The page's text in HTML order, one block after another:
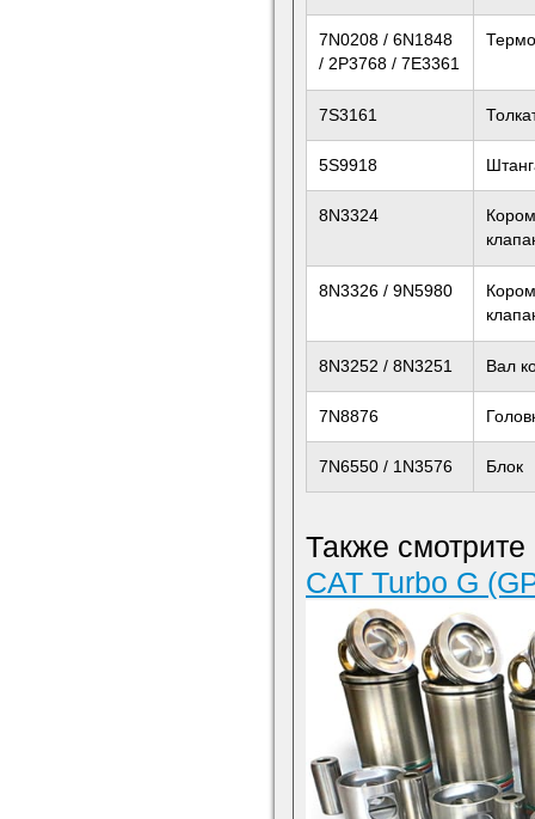
7N0208 / 6N1848
/ 2P3768 / 7E3361
7S3161
5S9918
8N3324
8N3326 / 9N5980
8N3252 / 8N3251 Вал
7N8876
7N6550 / 1N3576 Блок
Также
CAT Turbo G